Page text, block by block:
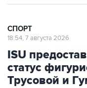
СПОРТ
18:54, 7 августа 2026
ISU
статус
Трусовой и